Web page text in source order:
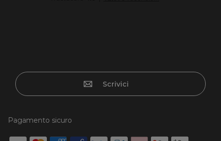
Scrivici
Pagamento sicuro